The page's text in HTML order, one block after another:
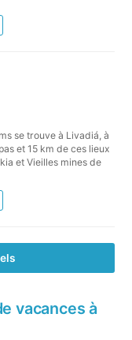
se trouve à Livadiá, à
et 15 km de ces lieux
et Vieilles mines de
vacances à